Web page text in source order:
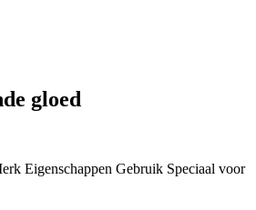
gloed
Eigenschappen Gebruik Speciaal voor